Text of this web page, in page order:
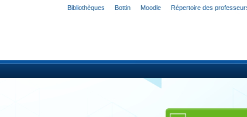
Bibliothèques Bottin Moodle Répertoire des